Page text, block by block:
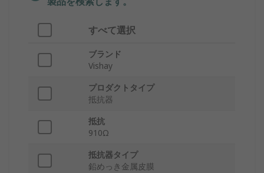
すべて選択
ブランド
Vishay
プロダクトタイプ
抵抗器
抵抗
910Ω
抵抗器タイプ
鉛めっき金属皮膜